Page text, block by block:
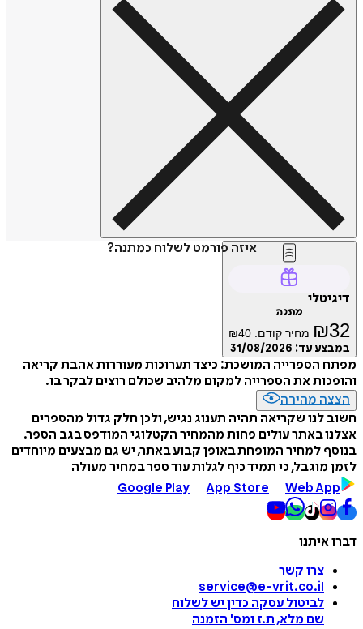
איזה פורמט לשלוח כמתנה?
דיגיטלי
מתנה
₪32 מחיר קודם: ₪40
במבצע עד: 31/08/2026
מפתח הספרייה המושכת: כיצד תערוכות מעוררות אהבת קריאה
והופכות את הספרייה למקום מלהיב שכולם רוצים לבקר בו.
הצצה מהירה
חשוב לנו שקריאה תהיה תענוג נגיש, ולכן חלק גדול מהספרים
אצלנו באתר עולים פחות מהמחיר הקטלוגי המודפס בגב הספר.
בנוסף למחיר המופחת באופן קבוע באתר, יש גם מבצעים מיוחדים
לזמן מוגבל, כי תמיד כיף לגלות עוד ספר במחיר מעולה
Google Play
App Store Web App
דברו איתנו
צרו קשר
service@e-vrit.co.il
לביטול עסקה כדין יש לשלוח
שם מלא, ת.ז ומס' הזמנה